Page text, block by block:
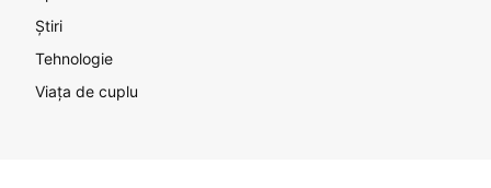
Știri
Tehnologie
Viața de cuplu